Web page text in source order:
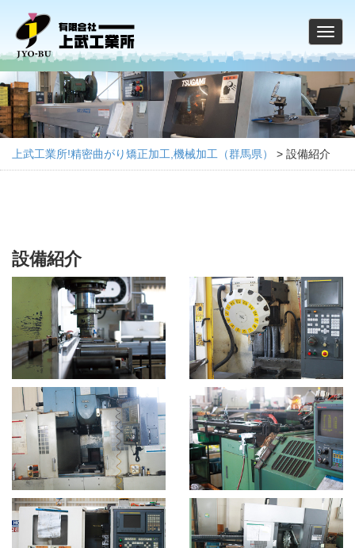
上武工業所!精密曲がり矯正加工,機械加工（群馬県） > 設備紹介
設備紹介